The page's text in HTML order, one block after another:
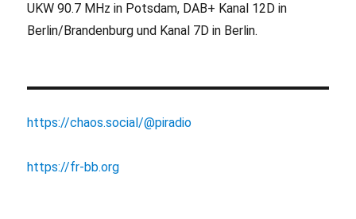
UKW 90.7 MHz in Potsdam, DAB+ Kanal 12D in
Berlin/Brandenburg und Kanal 7D in Berlin.
https://chaos.social/@piradio
https://fr-bb.org